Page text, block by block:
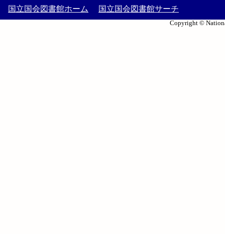
国立国会図書館ホーム 国立国会図書館サーチ
Copyright ©